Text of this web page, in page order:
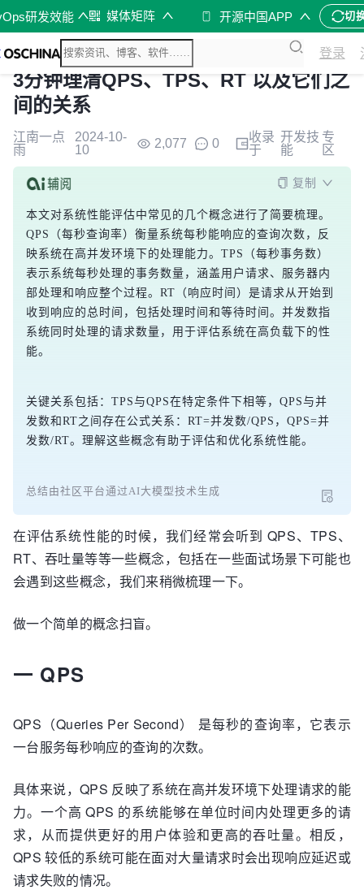
研发效能 媒体矩阵 开源中国APP 切
登录
3分钟理清QPS、TPS、RT 以及它们之
间的关系
江南一点
雨
2024-10-
10
2,077 0
收录
于
开发技
能
专
区
复制
本文对系统性能评估中常见的几个概念进行了简要梳理。
QPS（每秒查询率）衡量系统每秒能响应的查询次数，反
映系统在高并发环境下的处理能力。TPS（每秒事务数）
表示系统每秒处理的事务数量，涵盖用户请求、服务器内
部处理和响应整个过程。RT（响应时间）是请求从开始到
收到响应的总时间，包括处理时间和等待时间。并发数指
系统同时处理的请求数量，用于评估系统在高负载下的性
能。
关键关系包括：TPS与QPS在特定条件下相等，QPS与并
发数和RT之间存在公式关系：RT=并发数/QPS，QPS=并
发数/RT。理解这些概念有助于评估和优化系统性能。
总结由社区平台通过AI大模型技术生成
在评估系统性能的时候，我们经常会听到 QPS、TPS、
RT、吞吐量等等一些概念，包括在一些面试场景下可能也
会遇到这些概念，我们来稍微梳理一下。
做一个简单的概念扫盲。
一 QPS
QPS（Queries Per Second） 是每秒的查询率，它表示
一台服务每秒响应的查询的次数。
具体来说，QPS 反映了系统在高并发环境下处理请求的能
力。一个高 QPS 的系统能够在单位时间内处理更多的请
求，从而提供更好的用户体验和更高的吞吐量。相反，
QPS 较低的系统可能在面对大量请求时会出现响应延迟或
请求失败的情况。